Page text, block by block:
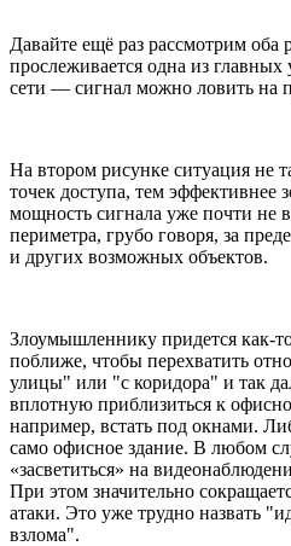
Давайте ещё раз рассмотрим оба
прослеживается одна из главных
сети — сигнал можно ловить на
На втором рисунке ситуация не
точек доступа, тем эффективнее
мощность сигнала уже почти не
периметра, грубо говоря, за
и других возможных объектов.
Злоумышленнику придется как-
поближе, чтобы перехватить
улицы" или "с коридора" и так
вплотную приблизиться к
например, встать под окнами.
само офисное здание. В любом
«засветиться» на
При этом значительно
атаки. Это уже трудно назвать
взлома".